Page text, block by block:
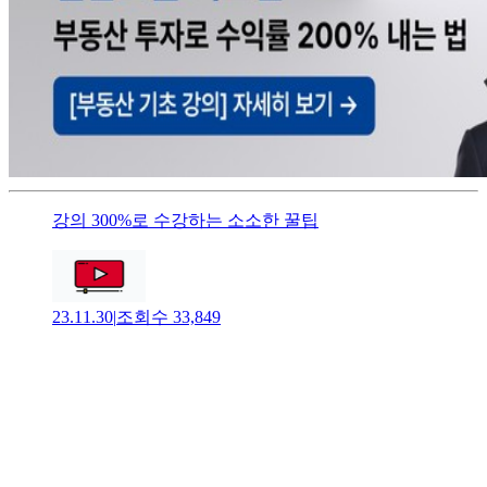
강의 300%로 수강하는 소소한 꿀팁
23.11.30|조회수 33,849